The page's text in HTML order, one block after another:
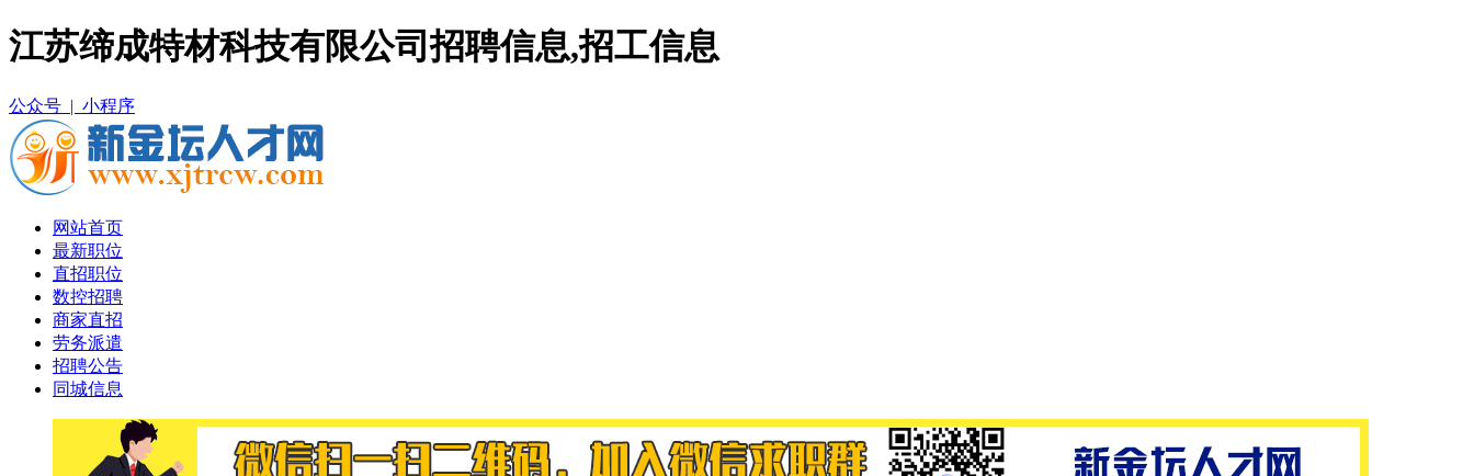
江苏缔成特材科技有限公司招聘信息,招工信息
公众号 | 小程序
网站首页
最新职位
直招职位
数控招聘
商家直招
劳务派遣
招聘公告
同城信息